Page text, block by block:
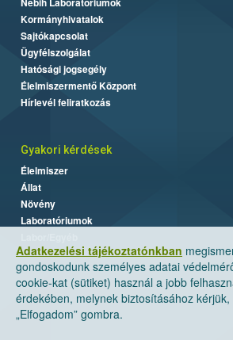
Adatkezelési tájékoztatónkban
gondoskodunk személyes adatai
cookie-kat (sütiket) használ a jobb
érdekében, melynek biztosításához
„Elfogadom” gombra.
Kormányhivatalok
Sajtókapcsolat
Ügyfélszolgálat
Hatósági jogsegély
Élelmiszermentő Központ
Hírlevél feliratkozás
Gyakori kérdések
Élelmiszer
Állat
Növény
Laboratóriumok